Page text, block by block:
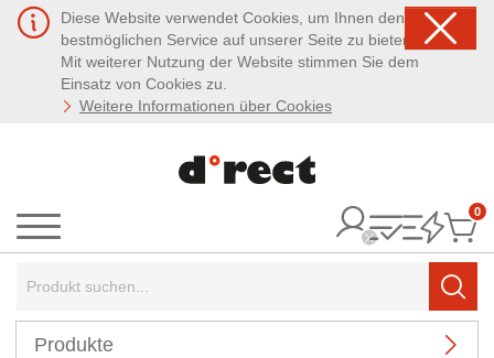
Diese Website verwendet Cookies, um Ihnen den
bestmöglichen Service auf unserer Seite zu bieten.
Mit weiterer Nutzung der Website stimmen Sie dem
Einsatz von Cookies zu.
Weitere Informationen über Cookies
Menü
0
Produkte